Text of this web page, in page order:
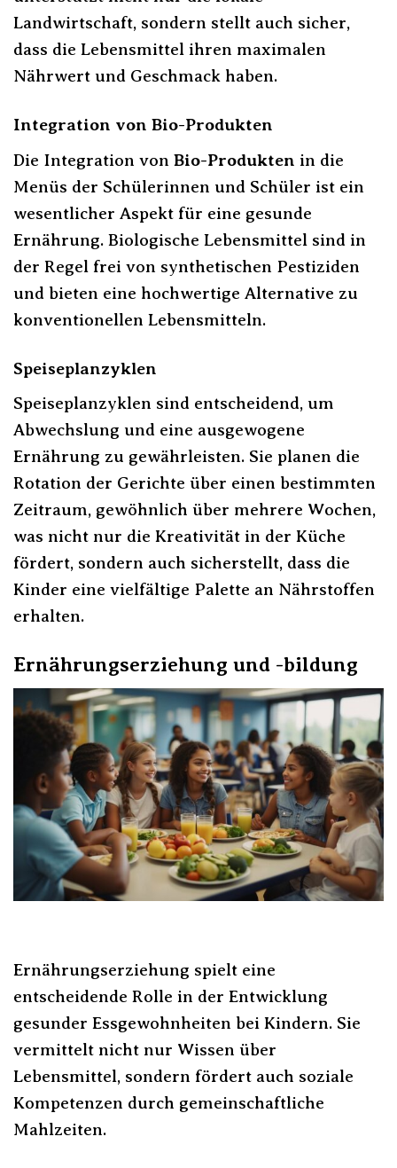
Landwirtschaft, sondern stellt auch sicher,
dass die Lebensmittel ihren maximalen
Nährwert und Geschmack haben.
Integration von Bio-Produkten
Die Integration von Bio-Produkten in die
Menüs der Schülerinnen und Schüler ist ein
wesentlicher Aspekt für eine gesunde
Ernährung. Biologische Lebensmittel sind in
der Regel frei von synthetischen Pestiziden
und bieten eine hochwertige Alternative zu
konventionellen Lebensmitteln.
Speiseplanzyklen
Speiseplanzyklen sind entscheidend, um
Abwechslung und eine ausgewogene
Ernährung zu gewährleisten. Sie planen die
Rotation der Gerichte über einen bestimmten
Zeitraum, gewöhnlich über mehrere Wochen,
was nicht nur die Kreativität in der Küche
fördert, sondern auch sicherstellt, dass die
Kinder eine vielfältige Palette an Nährstoffen
erhalten.
Ernährungserziehung und -bildung
Ernährungserziehung spielt eine
entscheidende Rolle in der Entwicklung
gesunder Essgewohnheiten bei Kindern. Sie
vermittelt nicht nur Wissen über
Lebensmittel, sondern fördert auch soziale
Kompetenzen durch gemeinschaftliche
Mahlzeiten.